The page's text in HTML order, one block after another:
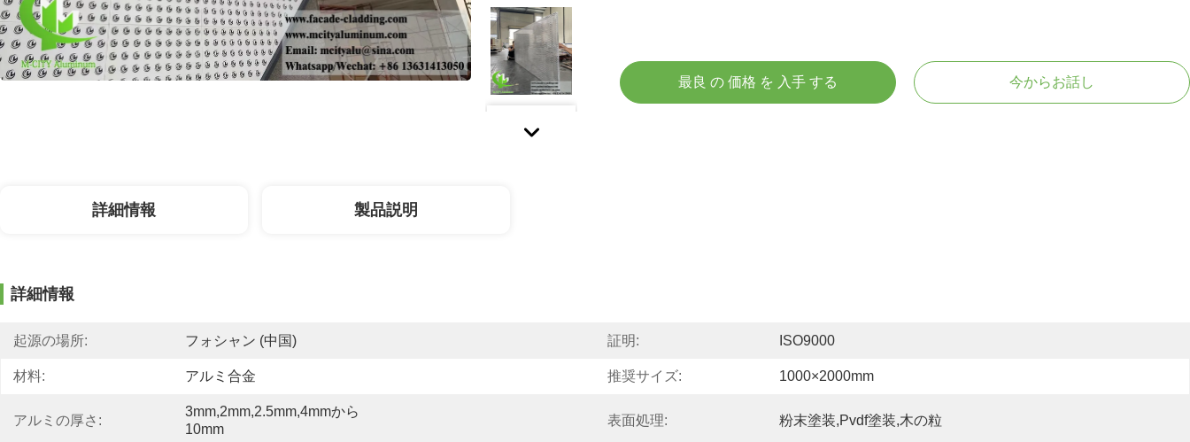
最良 の 価格 を 入手 する 今からお話し
詳細情報 製品説明
詳細情報
起源の場所: フォシャン (中国) 証明: ISO9000
材料: アルミ合金 推奨サイズ: 1000×2000mm
アルミの厚さ:
3mm,2mm,2.5mm,4mmから
10mm
表面処理: 粉末塗装,pvdf塗装,木の粒